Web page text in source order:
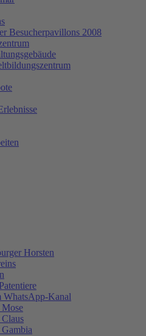
Besucherpavillons 2008
Horsten
WhatsApp-Kanal
Mose
Claus